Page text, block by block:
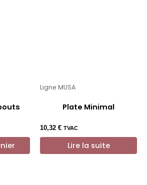
Ligne MUSA
Plate Minimal
10,32 € TVAC
Lire la suite